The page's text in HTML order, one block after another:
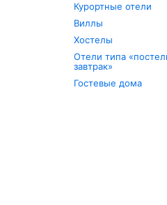
Курортные отели
Виллы
Хостелы
Отели типа
завтрак»
Гостевые дома